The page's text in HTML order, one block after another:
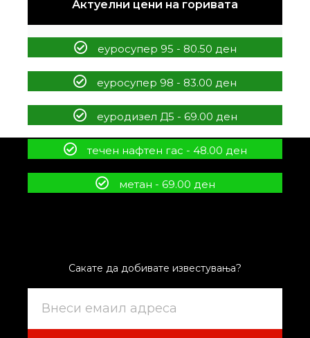
Актуелни цени на горивата
еуросупер 95 - 80.50 ден
еуросупер 98 - 83.00 ден
еуродизел Д5 - 69.00 ден
течен нафтен гас - 48.00 ден
метан - 69.00 ден
Сакате да добивате известувања?